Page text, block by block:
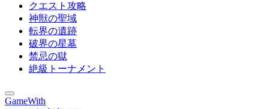
クエスト攻略
神獣の聖域
転界の遺跡
破界の星墓
禁忌の獄
絶級トーナメント
GameWith